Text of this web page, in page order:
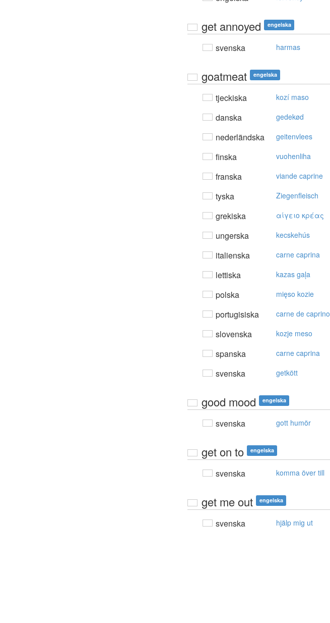
get annoyed engelska
svenska harmas
goatmeat engelska
tjeckiska kozí maso
danska gedekød
nederländska geitenvlees
finska vuohenliha
franska viande caprine
tyska Ziegenfleisch
grekiska αίγειo κρέας
ungerska kecskehús
italienska carne caprina
lettiska kazas gaļa
polska mięso kozie
portugisiska carne de caprino
slovenska kozje meso
spanska carne caprina
svenska getkött
good mood engelska
svenska gott humör
get on to engelska
svenska komma över till
get me out engelska
svenska hjälp mig ut